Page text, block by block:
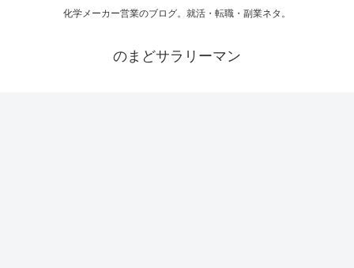
化学メーカー営業のブログ。就活・転職・副業ネタ。
のまどサラリーマン